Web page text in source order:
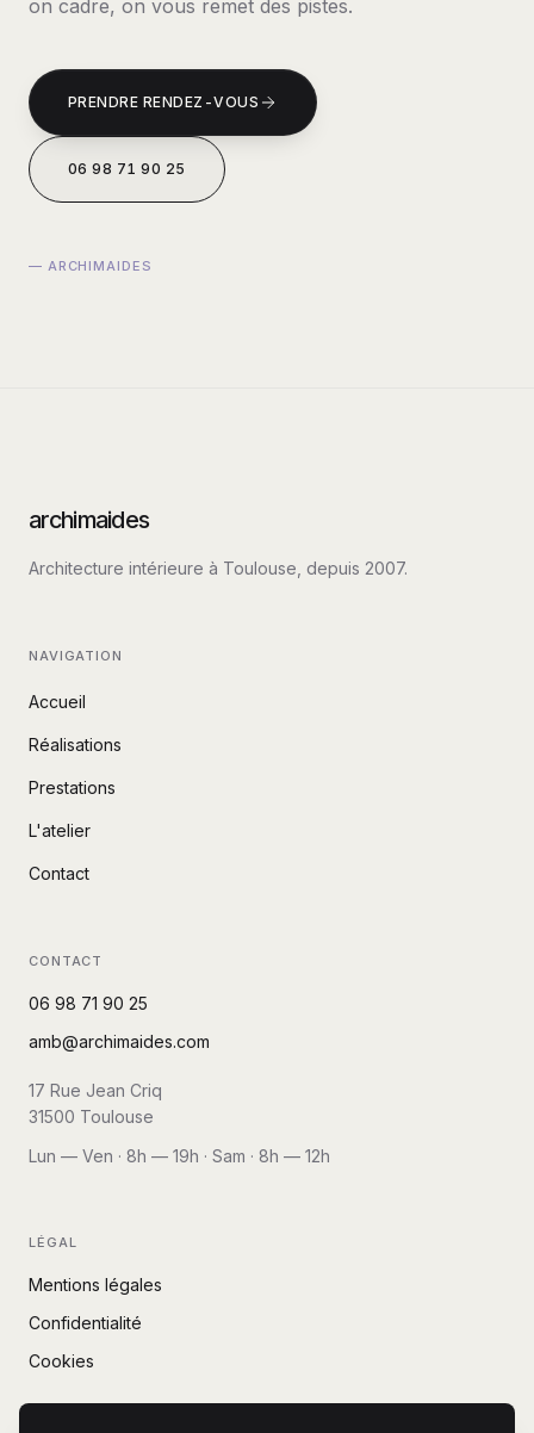
on cadre, on vous remet des pistes.
PRENDRE RENDEZ-VOUS
06 98 71 90 25
— ARCHIMAIDES
archimaides
Architecture intérieure à Toulouse, depuis 2007.
NAVIGATION
Accueil
Réalisations
Prestations
L'atelier
Contact
CONTACT
06 98 71 90 25
amb@archimaides.com
17 Rue Jean Criq
31500 Toulouse
Lun — Ven · 8h — 19h · Sam · 8h — 12h
LÉGAL
Mentions légales
Confidentialité
Cookies
SIREN498 106 608